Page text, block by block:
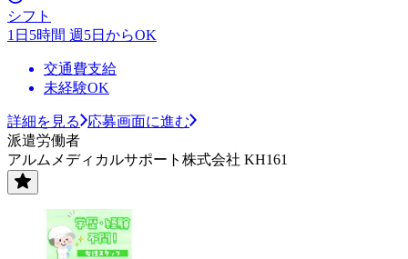
シフト
1日5時間 週5日からOK
交通費支給
未経験OK
詳細を見る
応募画面に進む
派遣労働者
アルムメディカルサポート株式会社 KH161